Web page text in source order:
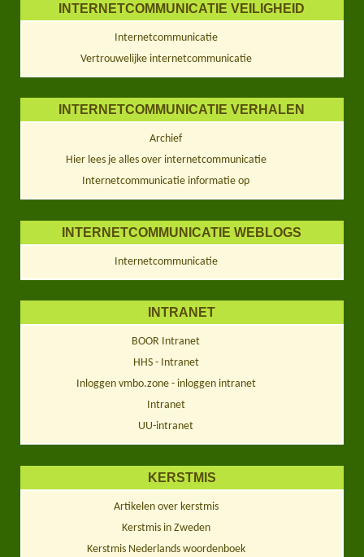
INTERNETCOMMUNICATIE VEILIGHEID
Internetcommunicatie
Vertrouwelijke internetcommunicatie
INTERNETCOMMUNICATIE VERHALEN
Archief
Hier lees je alles over internetcommunicatie
Internetcommunicatie informatie op
INTERNETCOMMUNICATIE WEBLOGS
Internetcommunicatie
INTRANET
BOOR Intranet
HHS - Intranet
Inloggen vmbo.zone - inloggen intranet
Intranet
UU-intranet
KERSTMIS
Artikelen over kerstmis
Kerstmis in Zweden
Kerstmis Nederlands woordenboek